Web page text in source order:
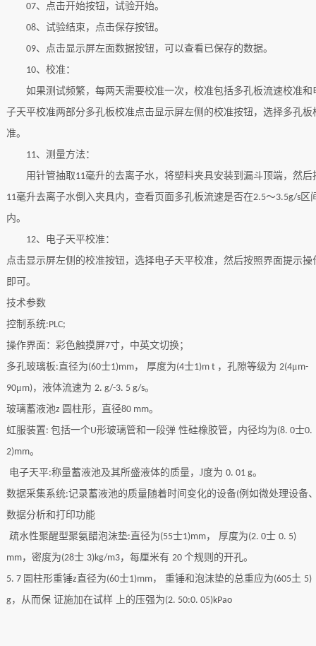
07、点击开始按钮，试验开始。
08、试验结束，点击保存按钮。
09、点击显示屏左面数据按钮，可以查看已保存的数据。
10、校准：
如果测试频繁，每两天需要校准一次，校准包括多孔板流速校准和
子天平校准两部分多孔板校准点击显示屏左侧的校准按钮，选择多孔板
准。
11、测量方法：
用针管抽取11毫升的去离子水，将塑料夹具安装到漏斗顶端，然后
11毫升去离子水倒入夹具内，查看页面多孔板流速是否在2.5～3.5g/s区
内。
12、电子天平校准：
点击显示屏左侧的校准按钮，选择电子天平校准，然后按照界面提示操
即可。
技术参数
控制系统:PLC;
操作界面：彩色触摸屏7寸，中英文切换；
多孔玻璃板: 直径为(60士1)mm， 厚度为(4士1)m t ，孔隙等级为 2(4μm-
90μm)，液体流速为 2. g/-3. 5 g/s。
玻璃蓄液池z 圆柱形，直径80 mm。
虹服装置: 包括一个U形玻璃管和一段弹 性硅橡胶管，内径均为(8. 0士0.
2)mm。
电子天平:称量蓄液池及其所盛液体的质量，J度为 0. 01 g。
数据采集系统:记录蓄液池的质量随着时间变化的设备(例如微处理设备
数据分析和打印功能
疏水性聚醒型聚氨醋泡沫垫: 直径为(55士1)mm， 厚度为(2. 0士 0. 5)
mm，密度为(28士 3)kg/m3，每厘米有 20 个规则的开孔。
5. 7 圄柱形重锤z 直径为(60士1)mm， 重锤和泡沫垫的总重应为(605土 5)
g，从而保 证施加在试样 上的压强为(2. 50:0. 05)kPao